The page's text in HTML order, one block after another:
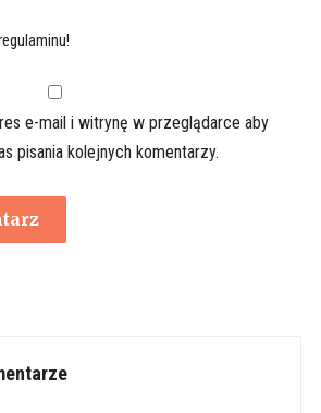
e-mail i witrynę w przeglądarce aby
pisania kolejnych komentarzy.